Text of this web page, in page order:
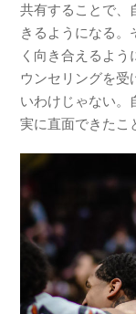
共有することで、
きるようになる。
く向き合えるよ
ウンセリングを受
いわけじゃない。
実に直面できたこ